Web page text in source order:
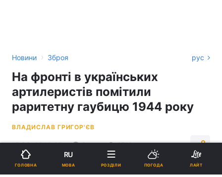
Новини › Зброя рус
На фронті в українських
артилеристів помітили
раритетну гаубицю 1944 року
ВЛАДИСЛАВ ГРИГОР'ЄВ
17:09, 20.10.25 2 хв. 27191
Підпишіться на нас в Google
ГОЛОВНА
RU
МОВА РОЗДІЛИ ПОГОДА ЛАЙТ